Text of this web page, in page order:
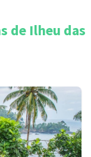
de Ilheu das